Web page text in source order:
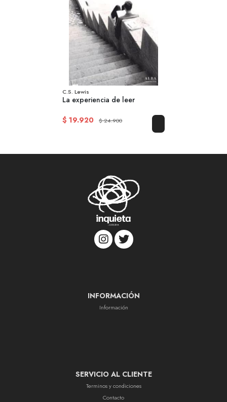
C.S. Lewis
La experiencia de leer
$ 19.920
$ 24.900
INFORMACIÓN
Información
SERVICIO AL CLIENTE
Terminos y condiciones
Contacto